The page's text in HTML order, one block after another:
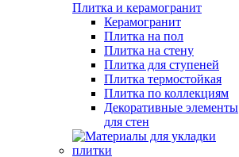
Плитка и керамогранит
Керамогранит
Плитка на пол
Плитка на стену
Плитка для ступеней
Плитка термостойкая
Плитка по коллекциям
Декоративные элементы
для стен